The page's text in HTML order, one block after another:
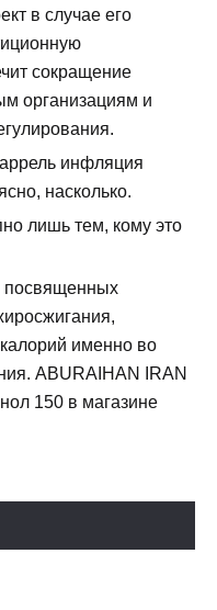
в случае его
сокращение
организациям и
инфляция
насколько.
лишь тем, кому это
посвященных
именно во
ABURAIHAN IRAN
150 в магазине